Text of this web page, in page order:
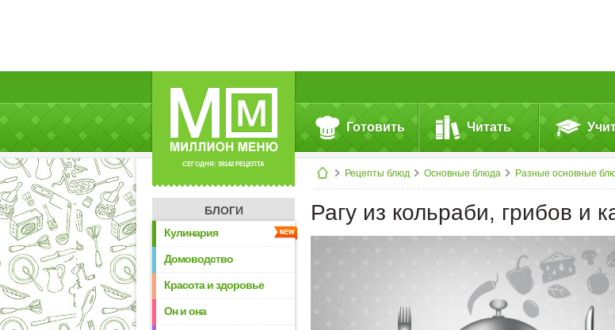
СЕГОДНЯ: 39142 РЕЦЕПТА
Готовить Читать
Рецепты блюд Основные блюда Разные основные
БЛОГИ
Кулинария
Домоводство
Красота и здоровье
Он и она
Рагу из кольраби, грибов и